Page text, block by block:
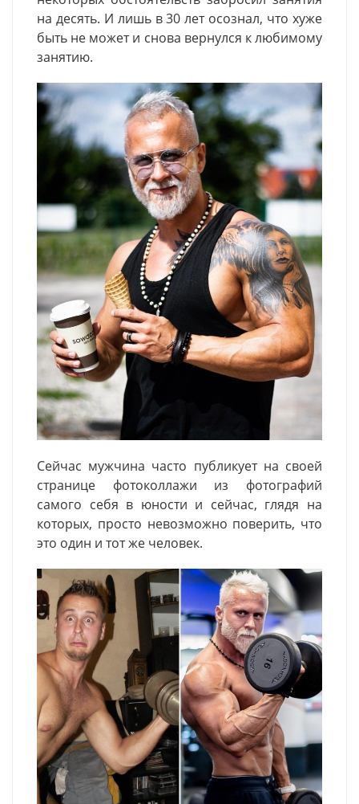
на десять. И лишь в 30 лет осознал, что хуже
быть не может и снова вернулся к любимому
занятию.
Сейчас мужчина часто публикует на своей
странице фотоколлажи из фотографий
самого себя в юности и сейчас, глядя на
которых, просто невозможно поверить, что
это один и тот же человек.